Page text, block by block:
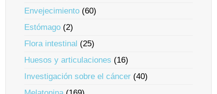
Envejecimiento (60)
Estómago (2)
Flora intestinal (25)
Huesos y articulaciones (16)
Investigación sobre el cáncer (40)